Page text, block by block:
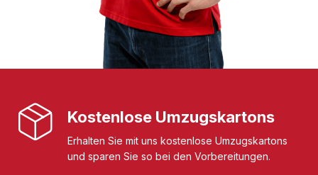
Kostenlose Umzugskartons
Erhalten Sie mit uns kostenlose Umzugskartons
und sparen Sie so bei den Vorbereitungen.